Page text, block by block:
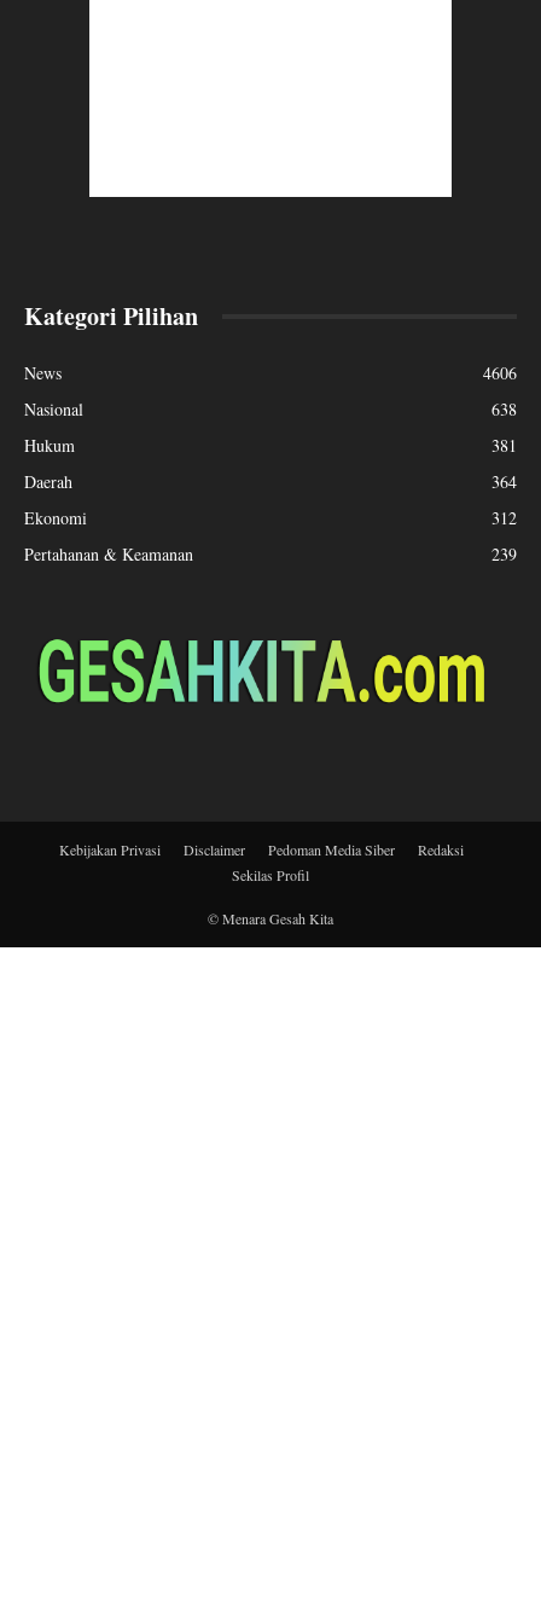
Kategori Pilihan
News
4606
Nasional
638
Hukum
381
Daerah
364
Ekonomi
312
Pertahanan & Keamanan
239
Kebijakan Privasi Disclaimer Pedoman Media Siber
Redaksi
Sekilas Profil
© Menara Gesah Kita